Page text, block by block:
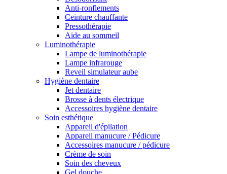
Anti-ronflements
Ceinture chauffante
Pressothérapie
Aide au sommeil
Luminothérapie
Lampe de luminothérapie
Lampe infrarouge
Reveil simulateur aube
Hygiène dentaire
Jet dentaire
Brosse à dents électrique
Accessoires hygiène dentaire
Soin esthétique
Appareil d'épilation
Appareil manucure / Pédicure
Accessoires manucure / pédicure
Crème de soin
Soin des cheveux
Gel douche